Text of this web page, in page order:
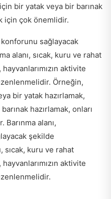
bir yatak veya bir barınak
için çok önemlidir.
konforunu sağlayacak
alanı, sıcak, kuru ve rahat
hayvanlarımızın aktivite
Örneğin,
bir yatak hazırlamak,
hazırlamak, onları
alanı,
şekilde
sıcak, kuru ve rahat
hayvanlarımızın aktivite